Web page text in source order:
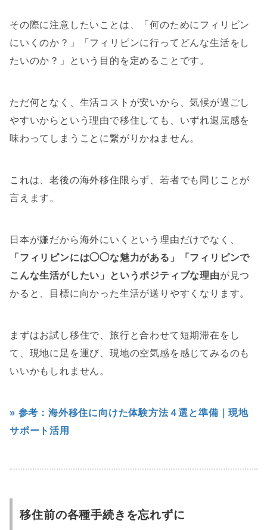
その際に注意したいことは、
「何のためにフィリピン
にいくのか？」「フィリピンに行ってどんな生活をし
たいのか？」
という目的を定めることです。
ただ何となく、生活コストが安いから、気候が過ごし
やすいからという理由で移住しても、いずれ退屈感を
味わってしまうことに繋がりかねません。
これは、老後の海外移住限らず、若者でも同じことが
言えます。
日本が嫌だから海外にいくという理由だけでなく、
「フィリピンには◯◯な魅力がある」「フィリピンで
こんな生活がしたい」というポジティブな理由が見つ
かると、目標に向かった生活が送りやすくなります。
まずはお試し移住で、旅行と合わせて短期滞在をし
て、現地に足を運び、現地の空気感を感じてみるのも
いいかもしれません。
» 参考：海外移住に向けた体験方法４選と準備｜現地
サポート活用
移住前の各種手続きを忘れずに